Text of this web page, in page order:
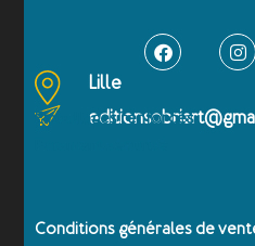
Lille
Emballages renforcés
Conditions générales de